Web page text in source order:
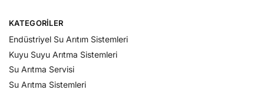
KATEGORILER
Endüstriyel Su Arıtım Sistemleri
Kuyu Suyu Arıtma Sistemleri
Su Arıtma Servisi
Su Arıtma Sistemleri